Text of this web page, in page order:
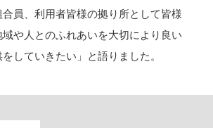
員、利用者皆様の拠り所として皆様
や人とのふれあいを大切により良い
していきたい」と語りました。